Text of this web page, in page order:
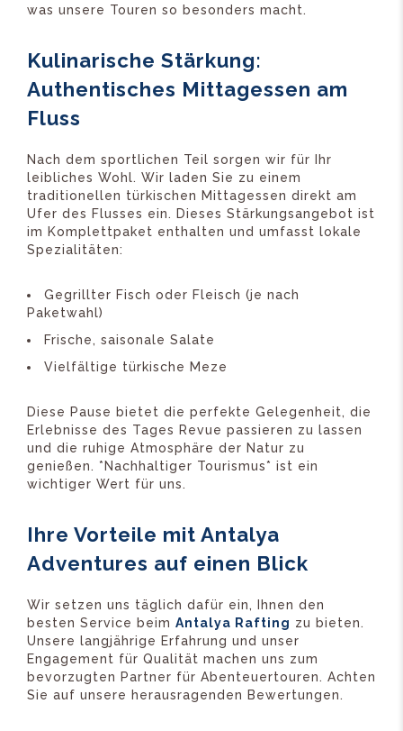
was unsere Touren so besonders macht.
Kulinarische Stärkung:
Authentisches Mittagessen am
Fluss
Nach dem sportlichen Teil sorgen wir für Ihr
leibliches Wohl. Wir laden Sie zu einem
traditionellen türkischen Mittagessen direkt am
Ufer des Flusses ein. Dieses Stärkungsangebot ist
im Komplettpaket enthalten und umfasst lokale
Spezialitäten:
Gegrillter Fisch oder Fleisch (je nach
Paketwahl)
Frische, saisonale Salate
Vielfältige türkische Meze
Diese Pause bietet die perfekte Gelegenheit, die
Erlebnisse des Tages Revue passieren zu lassen
und die ruhige Atmosphäre der Natur zu
genießen. *Nachhaltiger Tourismus* ist ein
wichtiger Wert für uns.
Ihre Vorteile mit Antalya
Adventures auf einen Blick
Wir setzen uns täglich dafür ein, Ihnen den
besten Service beim Antalya Rafting zu bieten.
Unsere langjährige Erfahrung und unser
Engagement für Qualität machen uns zum
bevorzugten Partner für Abenteuertouren. Achten
Sie auf unsere herausragenden Bewertungen.